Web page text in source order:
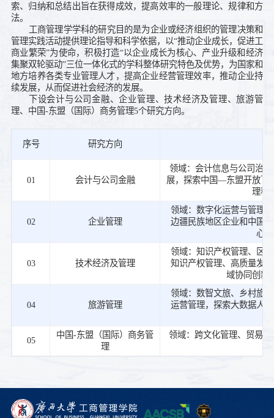
索、归纳和总结出旨在获得成效，提高效率的一般理论、规律和方
法。
工商管理学学科的研究目的是为企业或经济组织的管理决策和
管理实践活动提供理论指导和科学依据，以“推动企业成长，促进工
商业繁荣”为使命，积极打造“以企业成长为核心、产业升级和经济
集聚双轮驱动”三位一体化式的学科整体研究特色及优势，为国家和
地方培养各类专业管理人才，提高企业经营管理效率，推动企业持
续发展，从而促进社会经济的发展。
下设会计与公司金融、企业管理、技术经济及管理、旅游管
理、中国-东盟（国际）商务管理5个研究方向。
序号 研究方向
01 会计与公司金融
领域：会计信息与公司治
展，探索中国—东盟开放下
理科
02 企业管理
领域：数字化运营与管理
边疆民族地区企业和中国
心
03 技术经济及管理
领域：知识产权管理、区
知识产权管理、高质量发
域协同创新
04 旅游管理
领域：数智文旅、乡村旅
运营管理，探索大数据人
05
中国-东盟（国际）商务管
理
领域：跨文化管理、贸易